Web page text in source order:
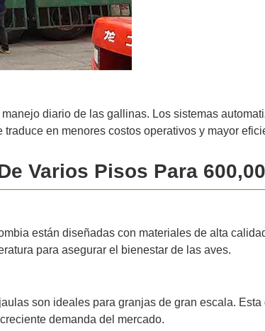
diario de las gallinas. Los sistemas
en menores costos operativos y mayor
Varios Pisos Para
están diseñadas con materiales de alta
para asegurar el bienestar de las aves.
son ideales para granjas de gran escala.
demanda del mercado.